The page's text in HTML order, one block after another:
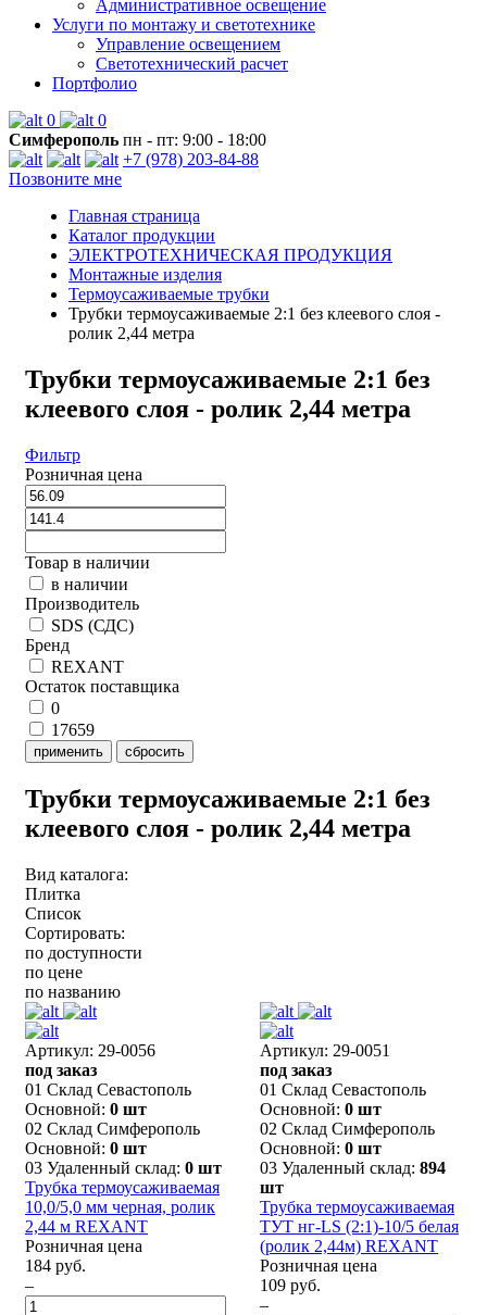
Административное освещение
Услуги по монтажу и светотехнике
Управление освещением
Светотехнический расчет
Портфолио
0
0
Симферополь пн - пт: 9:00 - 18:00
+7 (978) 203-84-88
Позвоните мне
Главная страница
Каталог продукции
ЭЛЕКТРОТЕХНИЧЕСКАЯ ПРОДУКЦИЯ
Монтажные изделия
Термоусаживаемые трубки
Трубки термоусаживаемые 2:1 без клеевого слоя -
ролик 2,44 метра
Трубки термоусаживаемые 2:1 без
клеевого слоя - ролик 2,44 метра
Фильтр
Розничная цена
Товар в наличии
в наличии
Производитель
SDS (СДС)
Бренд
REXANT
Остаток поставщика
0
17659
применить сбросить
Трубки термоусаживаемые 2:1 без
клеевого слоя - ролик 2,44 метра
Вид каталога:
Плитка
Список
Сортировать:
по доступности
по цене
по названию
Артикул: 29-0056
под заказ
01 Склад Севастополь
Основной: 0 шт
02 Склад Симферополь
Основной: 0 шт
03 Удаленный склад: 0 шт
Трубка термоусаживаемая
10,0/5,0 мм черная, ролик
2,44 м REXANT
Розничная цена
184 руб.
–
Артикул: 29-0051
под заказ
01 Склад Севастополь
Основной: 0 шт
02 Склад Симферополь
Основной: 0 шт
03 Удаленный склад: 894
шт
Трубка термоусаживаемая
ТУТ нг-LS (2:1)-10/5 белая
(ролик 2,44м) REXANT
Розничная цена
109 руб.
–